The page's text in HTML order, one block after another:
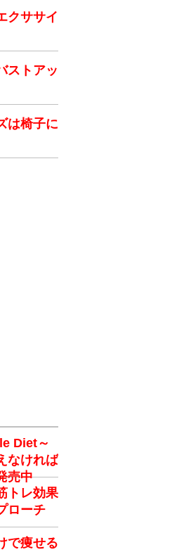
クササイ
ストアッ
は椅子に
Diet～
なければ
売中
トレ効果
ローチ
で痩せる